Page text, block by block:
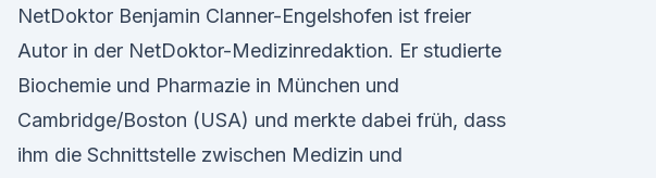
NetDoktor Benjamin Clanner-Engelshofen ist freier
Autor in der NetDoktor-Medizinredaktion. Er studierte
Biochemie und Pharmazie in München und
Cambridge/Boston (USA) und merkte dabei früh, dass
ihm die Schnittstelle zwischen Medizin und